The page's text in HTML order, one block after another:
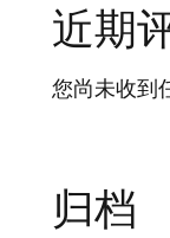
近期
您尚未收到
归档